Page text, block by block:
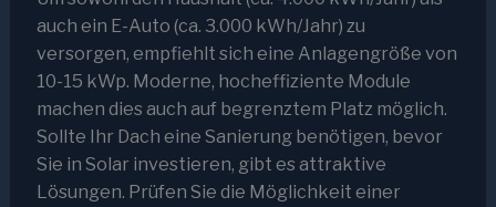
auch ein E-Auto (ca. 3.000 kWh/Jahr) zu
versorgen, empfiehlt sich eine Anlagengröße von
10-15 kWp. Moderne, hocheffiziente Module
machen dies auch auf begrenztem Platz möglich.
Sollte Ihr Dach eine Sanierung benötigen, bevor
Sie in Solar investieren, gibt es attraktive
Lösungen. Prüfen Sie die Möglichkeit einer